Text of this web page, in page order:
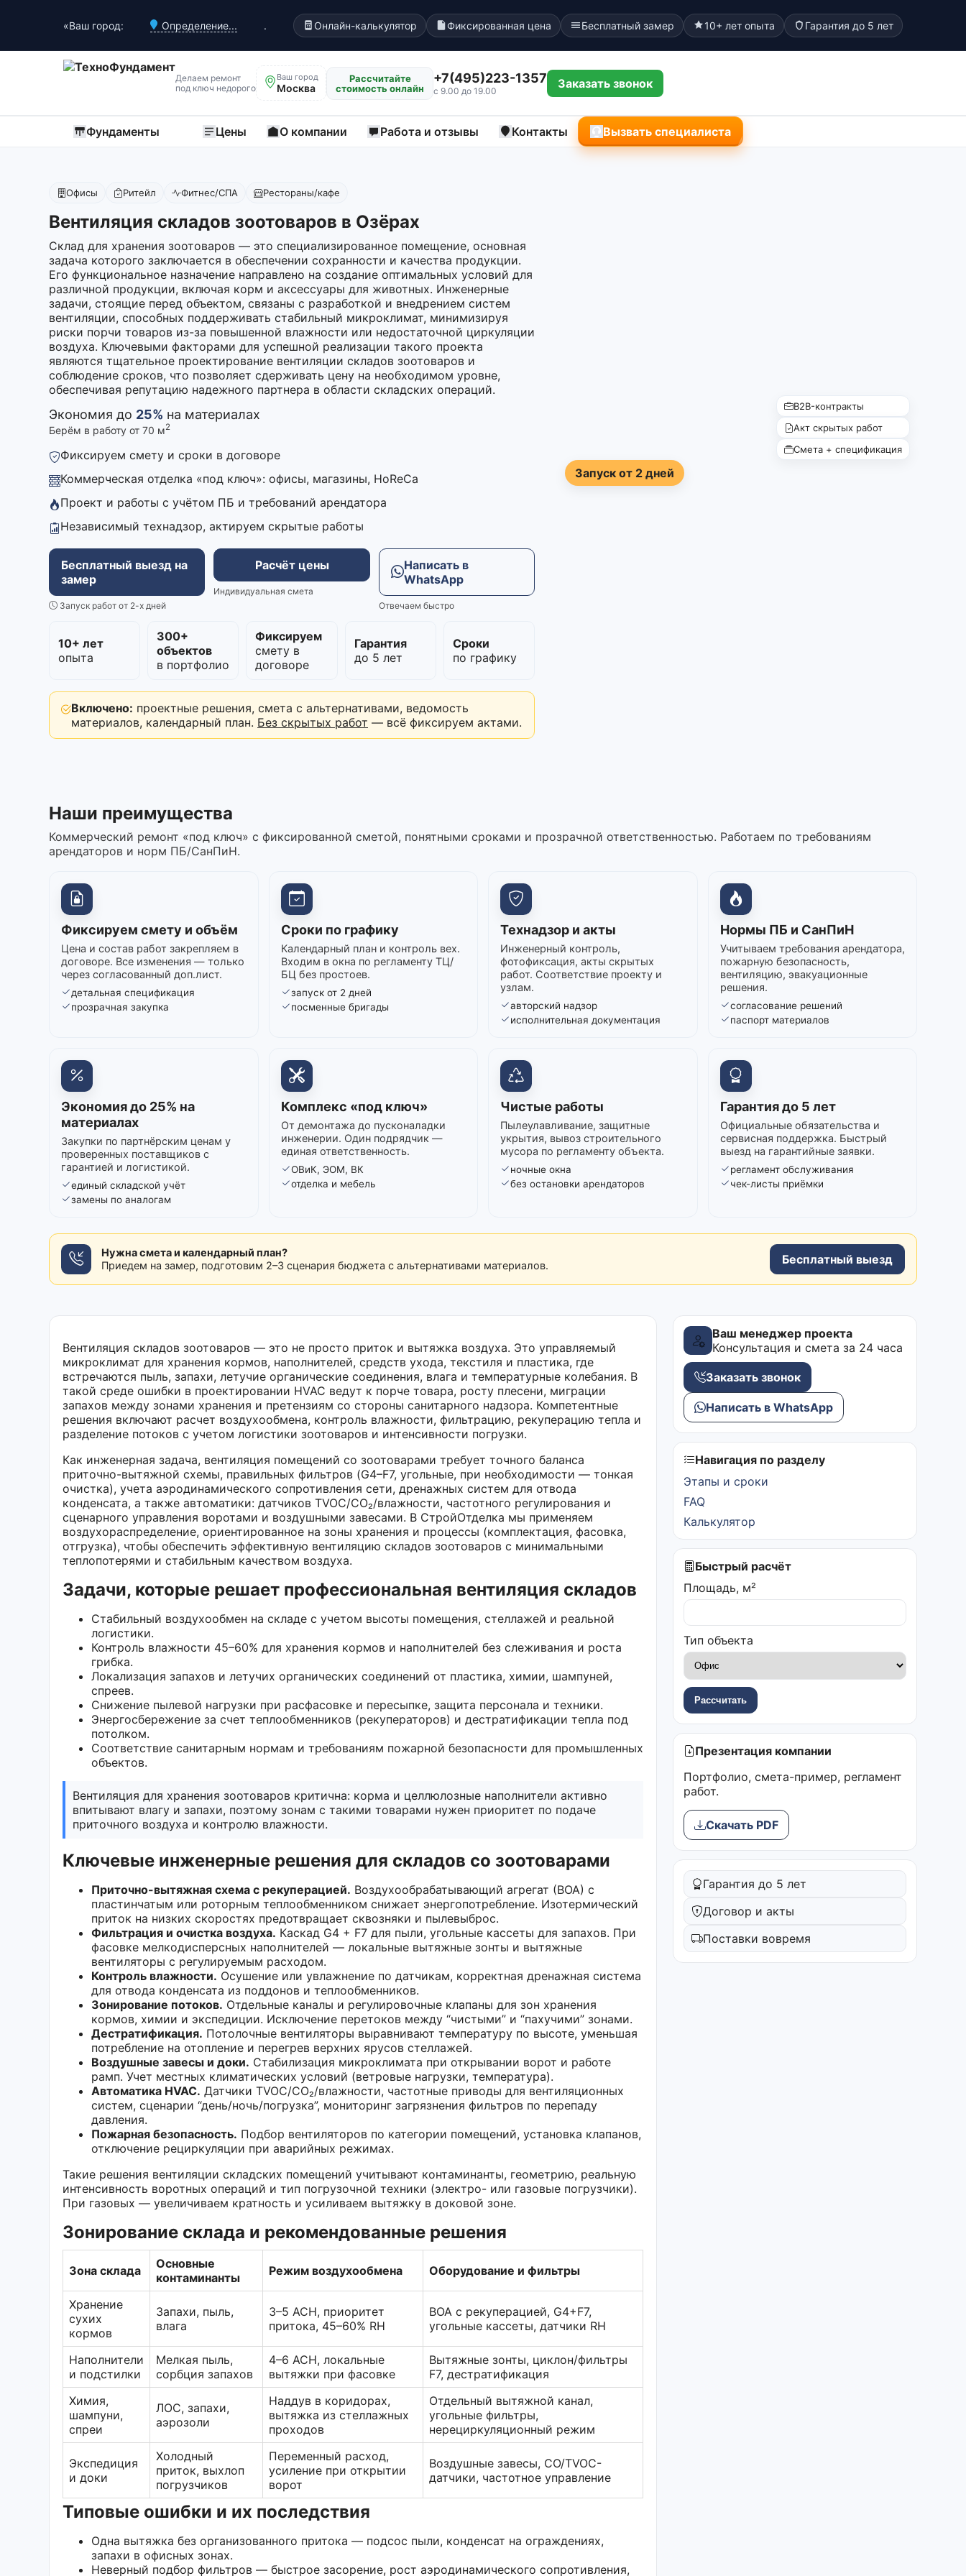
«Ваш город: Определение... . Онлайн-калькулятор Фиксированная цена Бесплатный замер 10+ лет опыта Гарантия до 5 лет
Делаем ремонт
под ключ недорого
Ваш город
Москва
Рассчитайте
стоимость онлайн
+7(495)223-1357
с 9.00 до 19.00
Заказать звонок
Фундаменты Цены О компании Работа и отзывы Контакты Вызвать специалиста
Офисы Ритейл Фитнес/СПА Рестораны/кафе
Вентиляция складов зоотоваров в Озёрах
Склад для хранения зоотоваров — это специализированное помещение, основная
задача которого заключается в обеспечении сохранности и качества продукции.
Его функциональное назначение направлено на создание оптимальных условий для
различной продукции, включая корм и аксессуары для животных. Инженерные
задачи, стоящие перед объектом, связаны с разработкой и внедрением систем
вентиляции, способных поддерживать стабильный микроклимат, минимизируя
риски порчи товаров из-за повышенной влажности или недостаточной циркуляции
воздуха. Ключевыми факторами для успешной реализации такого проекта
являются тщательное проектирование вентиляции складов зоотоваров и
соблюдение сроков, что позволяет сдерживать цену на необходимом уровне,
обеспечивая репутацию надежного партнера в области складских операций.
Экономия до 25% на материалах
Берём в работу от 70 м2
Фиксируем смету и сроки в договоре
Коммерческая отделка «под ключ»: офисы, магазины, HoReCa
Проект и работы с учётом ПБ и требований арендатора
Независимый технадзор, актируем скрытые работы
Бесплатный выезд на
замер
Запуск работ от 2-х дней
Расчёт цены
Индивидуальная смета
Написать в
WhatsApp
Отвечаем быстро
10+ лет
опыта
300+
объектов
в портфолио
Фиксируем
смету в
договоре
Гарантия
до 5 лет
Сроки
по графику
Включено: проектные решения, смета с альтернативами, ведомость
материалов, календарный план. Без скрытых работ — всё фиксируем актами.
Запуск от 2 дней
B2B-контракты
Акт скрытых работ
Смета + спецификация
Наши преимущества
Коммерческий ремонт «под ключ» с фиксированной сметой, понятными сроками и прозрачной ответственностью. Работаем по требованиям
арендаторов и норм ПБ/СанПиН.
Фиксируем смету и объём
Цена и состав работ закрепляем в
договоре. Все изменения — только
через согласованный доп.лист.
детальная спецификация
прозрачная закупка
Сроки по графику
Календарный план и контроль вех.
Входим в окна по регламенту ТЦ/
БЦ без простоев.
запуск от 2 дней
посменные бригады
Технадзор и акты
Инженерный контроль,
фотофиксация, акты скрытых
работ. Соответствие проекту и
узлам.
авторский надзор
исполнительная документация
Нормы ПБ и СанПиН
Учитываем требования арендатора,
пожарную безопасность,
вентиляцию, эвакуационные
решения.
согласование решений
паспорт материалов
Экономия до 25% на
материалах
Закупки по партнёрским ценам у
проверенных поставщиков с
гарантией и логистикой.
единый складской учёт
замены по аналогам
Комплекс «под ключ»
От демонтажа до пусконаладки
инженерии. Один подрядчик —
единая ответственность.
ОВиК, ЭОМ, ВК
отделка и мебель
Чистые работы
Пылеулавливание, защитные
укрытия, вывоз строительного
мусора по регламенту объекта.
ночные окна
без остановки арендаторов
Гарантия до 5 лет
Официальные обязательства и
сервисная поддержка. Быстрый
выезд на гарантийные заявки.
регламент обслуживания
чек-листы приёмки
Нужна смета и календарный план?
Приедем на замер, подготовим 2–3 сценария бюджета с альтернативами материалов.
Бесплатный выезд
Вентиляция складов зоотоваров — это не просто приток и вытяжка воздуха. Это управляемый
микроклимат для хранения кормов, наполнителей, средств ухода, текстиля и пластика, где
встречаются пыль, запахи, летучие органические соединения, влага и температурные колебания. В
такой среде ошибки в проектировании HVAC ведут к порче товара, росту плесени, миграции
запахов между зонами хранения и претензиям со стороны санитарного надзора. Компетентные
решения включают расчет воздухообмена, контроль влажности, фильтрацию, рекуперацию тепла и
разделение потоков с учетом логистики зоотоваров и интенсивности погрузки.
Как инженерная задача, вентиляция помещений со зоотоварами требует точного баланса
приточно-вытяжной схемы, правильных фильтров (G4–F7, угольные, при необходимости — тонкая
очистка), учета аэродинамического сопротивления сети, дренажных систем для отвода
конденсата, а также автоматики: датчиков TVOC/CO₂/влажности, частотного регулирования и
сценарного управления воротами и воздушными завесами. В СтройОтделка мы применяем
воздухораспределение, ориентированное на зоны хранения и процессы (комплектация, фасовка,
отгрузка), чтобы обеспечить эффективную вентиляцию складов зоотоваров с минимальными
теплопотерями и стабильным качеством воздуха.
Задачи, которые решает профессиональная вентиляция складов
Стабильный воздухообмен на складе с учетом высоты помещения, стеллажей и реальной
логистики.
Контроль влажности 45–60% для хранения кормов и наполнителей без слеживания и роста
грибка.
Локализация запахов и летучих органических соединений от пластика, химии, шампуней,
спреев.
Снижение пылевой нагрузки при расфасовке и пересыпке, защита персонала и техники.
Энергосбережение за счет теплообменников (рекуператоров) и дестратификации тепла под
потолком.
Соответствие санитарным нормам и требованиям пожарной безопасности для промышленных
объектов.
Вентиляция для хранения зоотоваров критична: корма и целлюлозные наполнители активно
впитывают влагу и запахи, поэтому зонам с такими товарами нужен приоритет по подаче
приточного воздуха и контролю влажности.
Ключевые инженерные решения для складов со зоотоварами
Приточно-вытяжная схема с рекуперацией. Воздухообрабатывающий агрегат (ВОА) с
пластинчатым или роторным теплообменником снижает энергопотребление. Изотермический
приток на низких скоростях предотвращает сквозняки и пылевыброс.
Фильтрация и очистка воздуха. Каскад G4 + F7 для пыли, угольные кассеты для запахов. При
фасовке мелкодисперсных наполнителей — локальные вытяжные зонты и вытяжные
вентиляторы с регулируемым расходом.
Контроль влажности. Осушение или увлажнение по датчикам, корректная дренажная система
для отвода конденсата из поддонов и теплообменников.
Зонирование потоков. Отдельные каналы и регулировочные клапаны для зон хранения
кормов, химии и экспедиции. Исключение перетоков между “чистыми” и “пахучими” зонами.
Дестратификация. Потолочные вентиляторы выравнивают температуру по высоте, уменьшая
потребление на отопление и перегрев верхних ярусов стеллажей.
Воздушные завесы и доки. Стабилизация микроклимата при открывании ворот и работе
рамп. Учет местных климатических условий (ветровые нагрузки, температура).
Автоматика HVAC. Датчики TVOC/CO₂/влажности, частотные приводы для вентиляционных
систем, сценарии “день/ночь/погрузка”, мониторинг загрязнения фильтров по перепаду
давления.
Пожарная безопасность. Подбор вентиляторов по категории помещений, установка клапанов,
отключение рециркуляции при аварийных режимах.
Такие решения вентиляции складских помещений учитывают контаминанты, геометрию, реальную
интенсивность воротных операций и тип погрузочной техники (электро- или газовые погрузчики).
При газовых — увеличиваем кратность и усиливаем вытяжку в доковой зоне.
Зонирование склада и рекомендованные решения
Зона склада
Основные
контаминанты
Режим воздухообмена Оборудование и фильтры
Хранение
сухих
кормов
Запахи, пыль,
влага
3–5 ACH, приоритет
притока, 45–60% RH
ВОА с рекуперацией, G4+F7,
угольные кассеты, датчики RH
Наполнители
и подстилки
Мелкая пыль,
сорбция запахов
4–6 ACH, локальные
вытяжки при фасовке
Вытяжные зонты, циклон/фильтры
F7, дестратификация
Химия,
шампуни,
спреи
ЛОС, запахи,
аэрозоли
Наддув в коридорах,
вытяжка из стеллажных
проходов
Отдельный вытяжной канал,
угольные фильтры,
нерециркуляционный режим
Экспедиция
и доки
Холодный
приток, выхлоп
погрузчиков
Переменный расход,
усиление при открытии
ворот
Воздушные завесы, CO/TVOC-
датчики, частотное управление
Типовые ошибки и их последствия
Одна вытяжка без организованного притока — подсос пыли, конденсат на ограждениях,
запахи в офисных зонах.
Неверный подбор фильтров — быстрое засорение, рост аэродинамического сопротивления,
Ваш менеджер проекта
Консультация и смета за 24 часа
Заказать звонок
Написать в WhatsApp
Навигация по разделу
Этапы и сроки
FAQ
Калькулятор
Быстрый расчёт
Площадь, м²
Тип объекта
Рассчитать
Презентация компании
Портфолио, смета-пример, регламент
работ.
Скачать PDF
Гарантия до 5 лет
Договор и акты
Поставки вовремя